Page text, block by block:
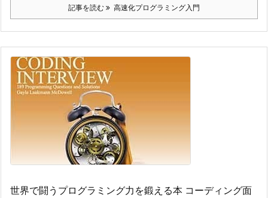
記事を読む 高速化プログラミング入門
世界で闘うプログラミング力を鍛える本 コーディング面